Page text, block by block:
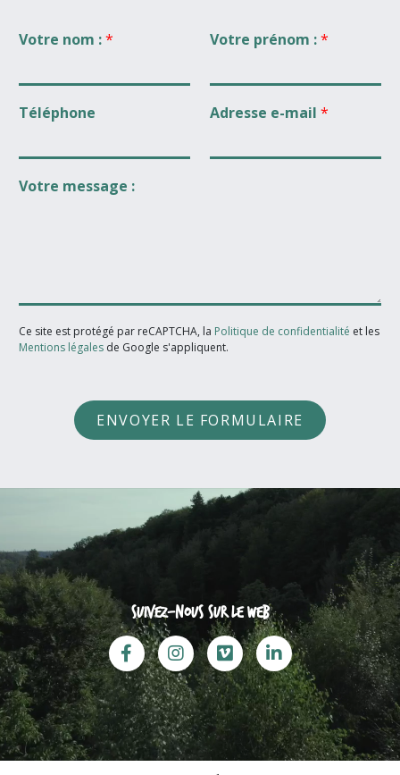
Votre nom :* Votre prénom :*
Téléphone Adresse e-mail *
Votre message :
Ce site est protégé par reCAPTCHA, la Politique de confidentialité et les
Mentions légales de Google s'appliquent.
ENVOYER LE FORMULAIRE
Suivez-nous sur le web